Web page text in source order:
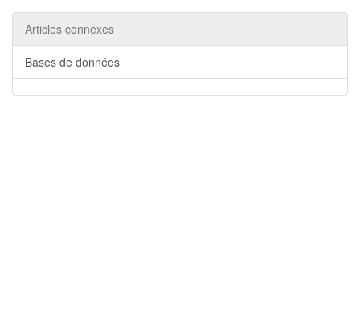
Articles connexes
Bases de données